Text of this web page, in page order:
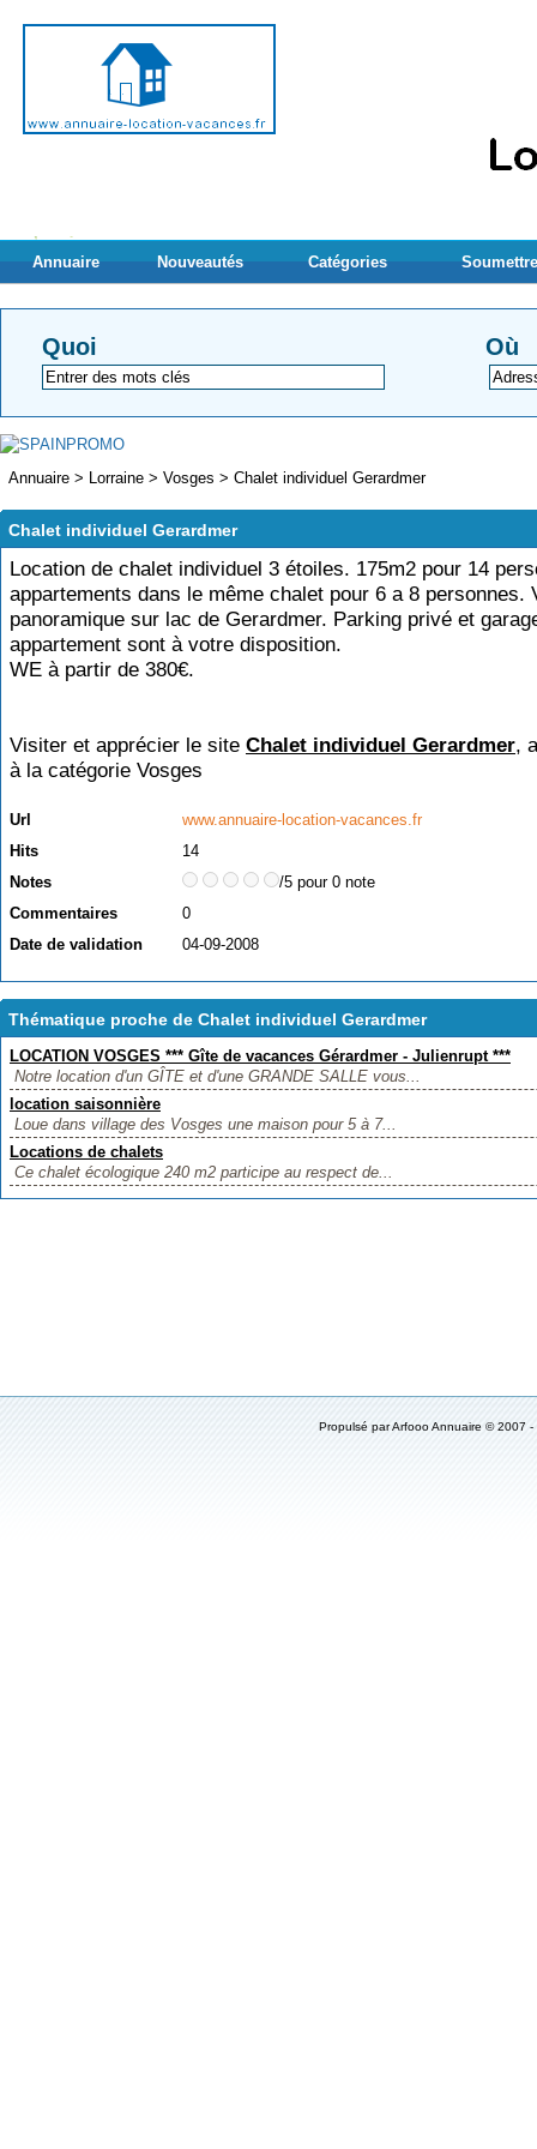
Annuaire Nouveautés Catégories
Quoi Où
Annuaire > Lorraine > Vosges > Chalet individuel Gerardmer
Chalet individuel Gerardmer
Location de chalet individuel 3 étoiles. 175m2 pour 14
appartements dans le même chalet pour 6 a 8 personnes.
panoramique sur lac de Gerardmer. Parking privé et
appartement sont à votre disposition.
WE à partir de 380€.
Visiter et apprécier le site Chalet individuel Gerardmer,
à la catégorie Vosges
Url
www.annuaire-location-vacances.fr
Hits
14
Notes
/5 pour 0 note
Commentaires
0
Date de validation
04-09-2008
Thématique proche de Chalet individuel Gerardmer
LOCATION VOSGES *** Gîte de vacances Gérardmer - Julienrupt ***
Notre location d'un GÎTE et d'une GRANDE SALLE vous...
location saisonnière
Loue dans village des Vosges une maison pour 5 à 7...
Locations de chalets
Ce chalet écologique 240 m2 participe au respect de...
Propulsé par Arfooo Annuaire ©